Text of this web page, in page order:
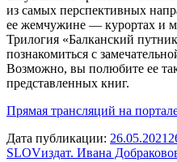
из самых перспективных
ее жемчужине — курортах и
Трилогия «Балканский
познакомиться с
Возможно, вы полюбите ее
представленных книг.
Прямая трансляций на
Дата публикации: 26.05.2021
Навигация
SLOVиздат. Ивана